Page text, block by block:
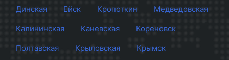
Динская
Ейск Кропоткин
Медведовская
Калининская
Каневская
Кореновск
Полтавская
Крыловская
Крымск